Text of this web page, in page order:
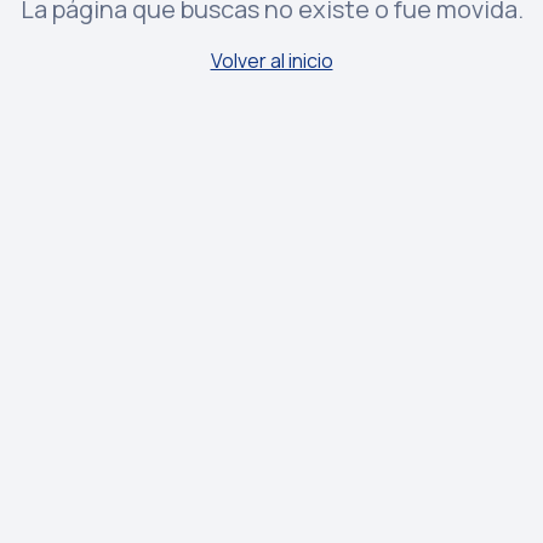
La página que buscas no existe o fue movida.
Volver al inicio